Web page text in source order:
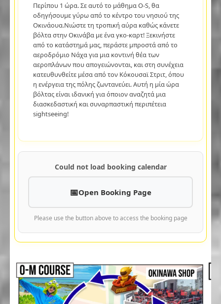
Περίπου 1 ώρα. Σε αυτό το μάθημα O-S, θα
οδηγήσουμε γύρω από το κέντρο του νησιού της
Οκινάουα.Νιώστε τη τροπική αύρα καθώς κάνετε
βόλτα στην Οκινάβα με ένα γκο-καρτ! Ξεκινήστε
από το κατάστημά μας, περάστε μπροστά από το
αεροδρόμιο Νάχα για μια κοντινή θέα των
αεροπλάνων που απογειώνονται, και στη συνέχεια
κατευθυνθείτε μέσα από τον Κόκουσαϊ Στριτ, όπου
η ενέργεια της πόλης ζωντανεύει. Αυτή η μία ώρα
βόλτας είναι ιδανική για όποιον αναζητά μια
διασκεδαστική και συναρπαστική περιπέτεια
sightseeing!
Could not load booking calendar
Open Booking Page
Please use the button above to access the booking page